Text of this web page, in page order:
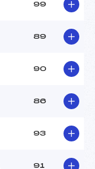
99
89
90
86
93
91